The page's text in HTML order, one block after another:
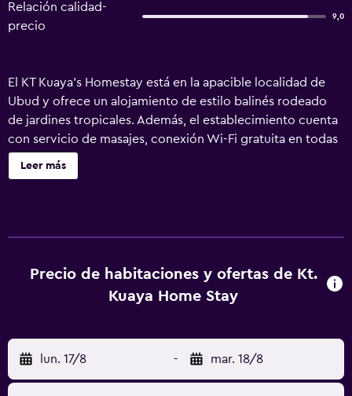
Relación calidad-
precio
9,0
El KT Kuaya’s Homestay está en la apacible localidad de
Ubud y ofrece un alojamiento de estilo balinés rodeado
de jardines tropicales. Además, el establecimiento cuenta
con servicio de masajes, conexión Wi-Fi gratuita en todas
las instalaciones y aparcamiento gratuito. El KT Kuaya’s
Homestay se encuentra a 10 minutos en coche del
una terraza privada con vistas al jardín. El baño incluye
ducha de agua caliente. El establecimiento ofrece
un servicio de traslado, ambos disponibles por un
suplemento. Por otra parte, el desayuno se sirve en las
habitaciones.
Leer más
Precio de habitaciones y ofertas de Kt.
Kuaya Home Stay
lun. 17/8 - mar. 18/8